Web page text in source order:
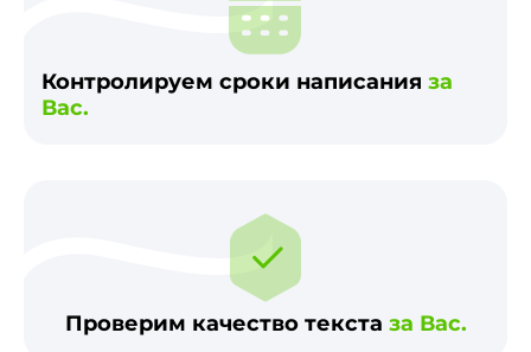
Контролируем сроки написания за
Вас.
Проверим качество текста за Вас.